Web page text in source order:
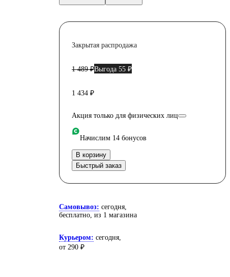
Закрытая распродажа
1 489 ₽Выгода 55 ₽
1 434 ₽
Акция только для физических лиц
Начислим 14 бонусов
В корзину
Быстрый заказ
Самовывоз: сегодня,
бесплатно, из 1 магазина
Курьером: сегодня,
от 290 ₽